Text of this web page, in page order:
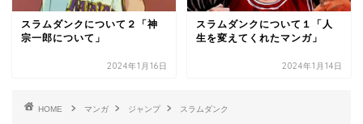
スラムダンクについて２「神
宗一郎について」
2024年1月16日
スラムダンクについて１「人
生を変えてくれたマンガ」
2024年1月14日
HOME マンガ ジャンプ スラムダンク